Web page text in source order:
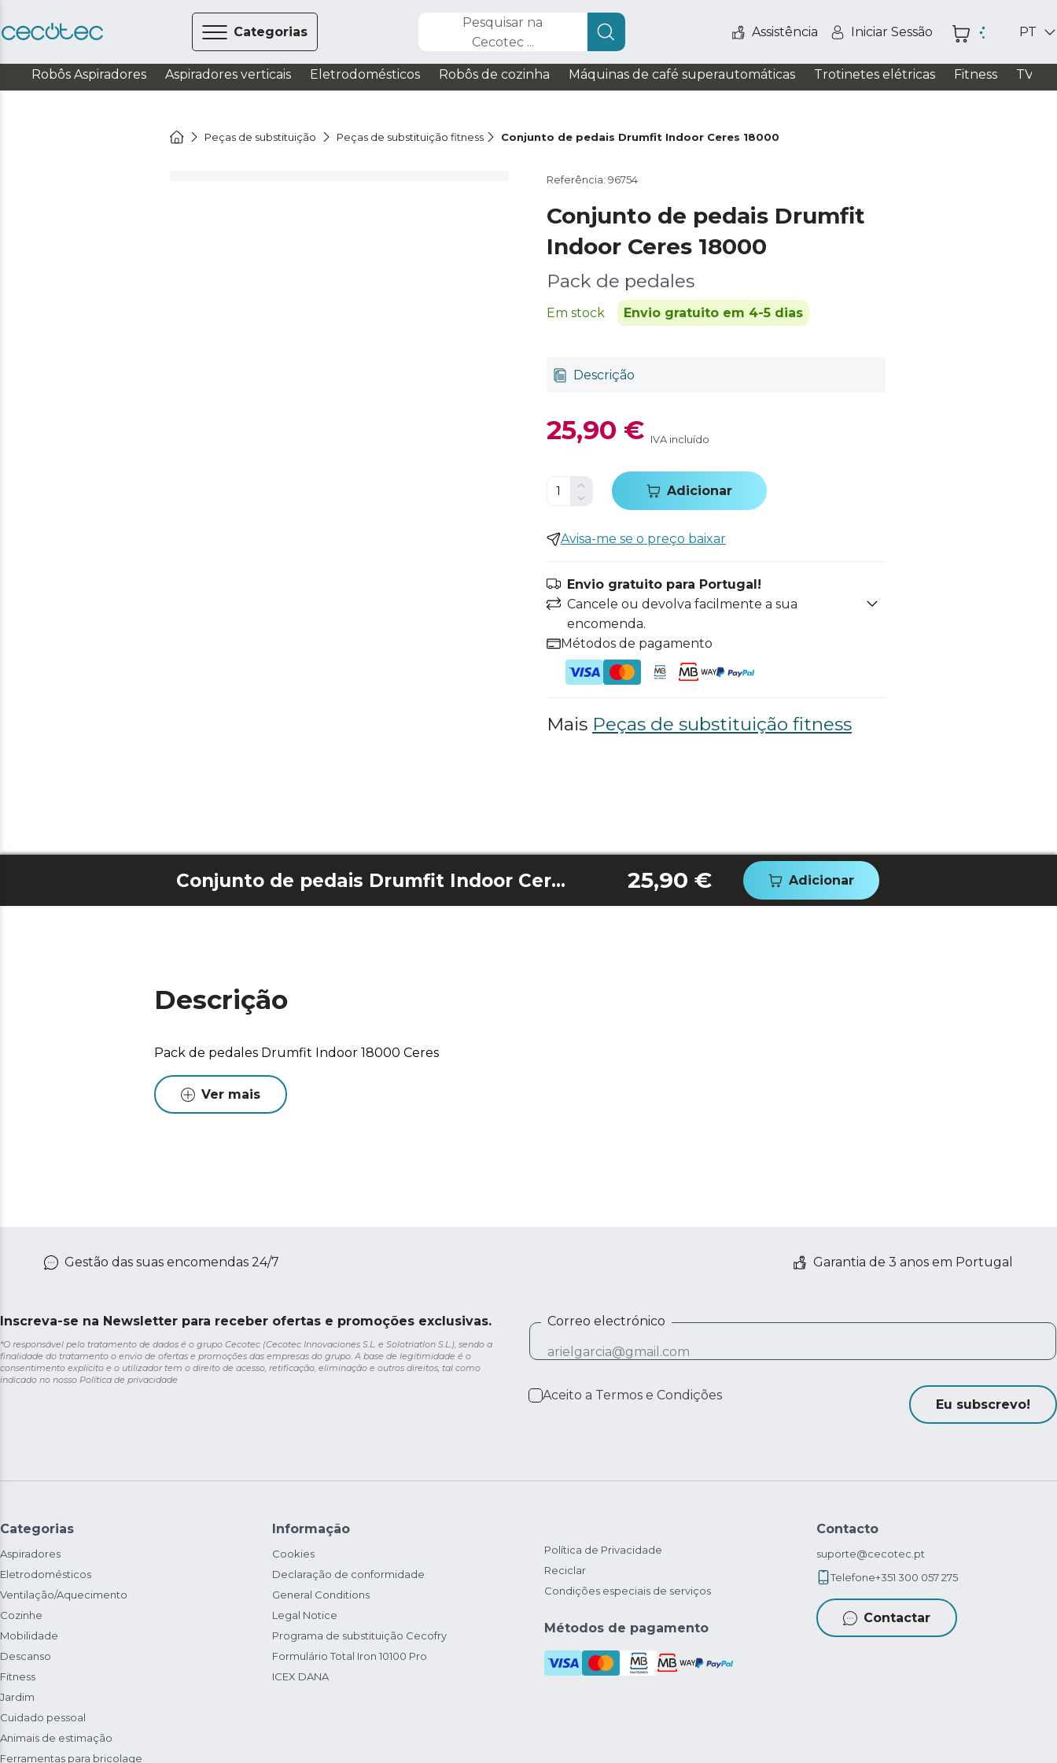
Categorias
Pesquisar na
Cecotec ...
Assistência Iniciar Sessão PT
Robôs Aspiradores Aspiradores verticais Eletrodomésticos Robôs de cozinha Máquinas de café superautomáticas Trotinetes elétricas Fitness TV /
Peças de substituição Peças de substituição fitness Conjunto de pedais Drumfit Indoor Ceres 18000
Referência: 96754
Conjunto de pedais Drumfit
Indoor Ceres 18000
Pack de pedales
Em stock Envio gratuito em 4-5 dias
Descrição
25,90 € IVA incluído
Adicionar
Avisa-me se o preço baixar
Envio gratuito para Portugal!
Cancele ou devolva facilmente a sua
encomenda.
Métodos de pagamento
Mais Peças de substituição fitness
Conjunto de pedais Drumfit Indoor Ceres 18000 25,90 € Adicionar
Descrição
Pack de pedales Drumfit Indoor 18000 Ceres
Ver mais
Gestão das suas encomendas 24/7 Garantia de 3 anos em Portugal
Inscreva-se na Newsletter para receber ofertas e promoções exclusivas.
*O responsável pelo tratamento de dados é o grupo Cecotec (Cecotec Innovaciones S.L. e Solotriatlon S.L.), sendo a
finalidade do tratamento o envio de ofertas e promoções das empresas do grupo. A base de legitimidade é o
consentimento explícito e o utilizador tem o direito de acesso, retificação, eliminação e outros direitos, tal como
indicado no nosso Política de privacidade
Correo electrónico
Aceito a Termos e Condições
Eu subscrevo!
Categorias
Aspiradores
Eletrodomésticos
Ventilação/Aquecimento
Cozinhe
Mobilidade
Descanso
Fitness
Jardim
Cuidado pessoal
Animais de estimação
Ferramentas para bricolage
Informação
Cookies
Declaração de conformidade
General Conditions
Legal Notice
Programa de substituição Cecofry
Formulário Total Iron 10100 Pro
ICEX DANA
Política de Privacidade
Reciclar
Condições especiais de serviços
Métodos de pagamento
Contacto
suporte@cecotec.pt
Telefone+351 300 057 275
Contactar